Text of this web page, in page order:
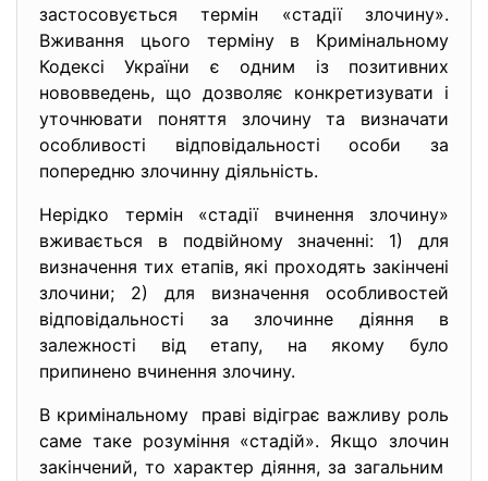
застосовується термін «стадії злочину».
Вживання цього терміну в Кримінальному
Кодексі України є одним із позитивних
нововведень, що дозволяє конкретизувати і
уточнювати поняття злочину та визначати
особливості відповідальності особи за
попередню злочинну діяльність.
Нерідко термін «стадії вчинення злочину»
вживається в подвійному значенні: 1) для
визначення тих етапів, які проходять закінчені
злочини; 2) для визначення особливостей
відповідальності за злочинне діяння в
залежності від етапу, на якому було
припинено вчинення злочину.
В кримінальному праві відіграє важливу роль
саме таке розуміння «стадій». Якщо злочин
закінчений, то характер діяння, за загальним